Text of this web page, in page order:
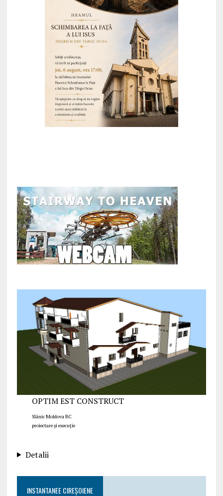
OPTIM EST CONSTRUCT
Slănic Moldova BC
proiectare și execuție
Detalii
INSTANTANEE CIREȘOIENE